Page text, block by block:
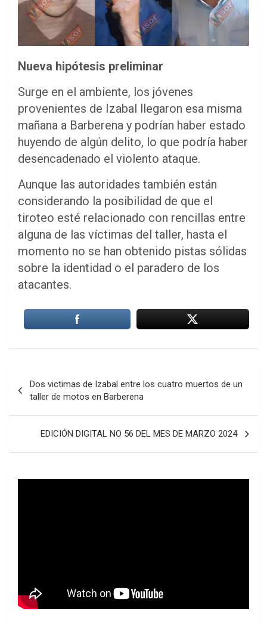
Nueva hipótesis preliminar
Surge en el ambiente, los jóvenes
provenientes de Izabal llegaron esa misma
mañana a Barberena y podrían haber estado
huyendo de algún delito, lo que podría haber
desencadenado el violento ataque.
Aunque las autoridades también están
considerando la posibilidad de que el
tiroteo esté relacionado con rencillas entre
alguna de las víctimas del taller, hasta el
momento no se han obtenido pistas sólidas
sobre la identidad o el paradero de los
atacantes.
de
entradas
Dos victimas de Izabal entre los cuatro muertos de un
taller de motos en Barberena
EDICIÓN DIGITAL NO 56 DEL MES DE MARZO 2024